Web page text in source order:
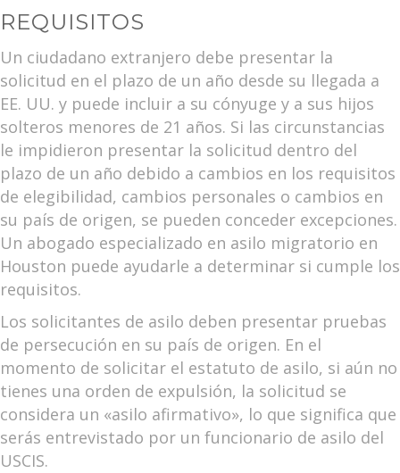
REQUISITOS
Un ciudadano extranjero debe presentar la
solicitud en el plazo de un año desde su llegada a
EE. UU. y puede incluir a su cónyuge y a sus hijos
solteros menores de 21 años. Si las circunstancias
le impidieron presentar la solicitud dentro del
plazo de un año debido a cambios en los requisitos
de elegibilidad, cambios personales o cambios en
su país de origen, se pueden conceder excepciones.
Un abogado especializado en asilo migratorio en
Houston puede ayudarle a determinar si cumple los
requisitos.
Los solicitantes de asilo deben presentar pruebas
de persecución en su país de origen. En el
momento de solicitar el estatuto de asilo, si aún no
tienes una orden de expulsión, la solicitud se
considera un «asilo afirmativo», lo que significa que
serás entrevistado por un funcionario de asilo del
USCIS.